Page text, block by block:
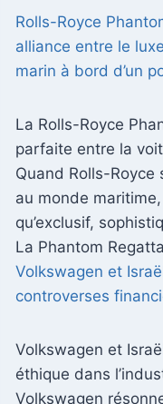
Rolls-Royce
alliance entre le
marin à bord d’un
La Rolls-Royce
parfaite entre la
Quand Rolls-Royce
au monde
qu’exclusif,
La Phantom
Volkswagen et
controverses
Volkswagen et
éthique dans
Volkswagen